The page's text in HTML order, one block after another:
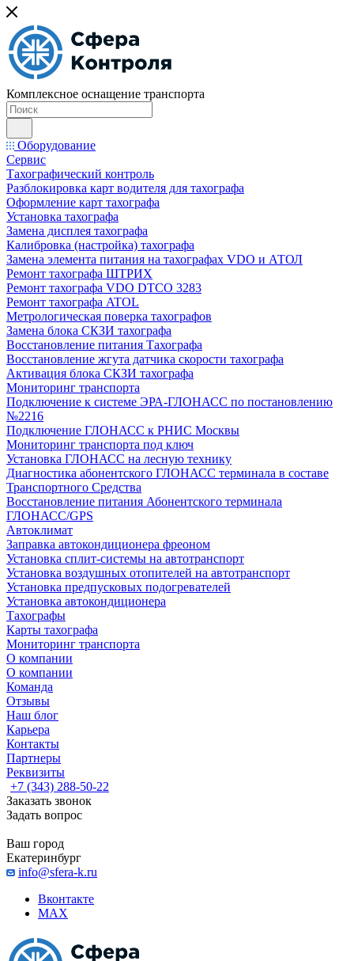
Комплексное оснащение транспорта
Оборудование
Сервис
Тахографический контроль
Разблокировка карт водителя для тахографа
Оформление карт тахографа
Установка тахографа
Замена дисплея тахографа
Калибровка (настройка) тахографа
Замена элемента питания на тахографах VDO и АТОЛ
Ремонт тахографа ШТРИХ
Ремонт тахографа VDO DTCO 3283
Ремонт тахографа ATOL
Метрологическая поверка тахографов
Замена блока СКЗИ тахографа
Восстановление питания Тахографа
Восстановление жгута датчика скорости тахографа
Активация блока СКЗИ тахографа
Мониторинг транспорта
Подключение к системе ЭРА-ГЛОНАСС по постановлению
№2216
Подключение ГЛОНАСС к РНИС Москвы
Мониторинг транспорта под ключ
Установка ГЛОНАСС на лесную технику
Диагностика абонентского ГЛОНАСС терминала в составе
Транспортного Средства
Восстановление питания Абонентского терминала
ГЛОНАСС/GPS
Автоклимат
Заправка автокондиционера фреоном
Установка сплит-системы на автотранспорт
Установка воздушных отопителей на автотранспорт
Установка предпусковых подогревателей
Установка автокондиционера
Тахографы
Карты тахографа
Мониторинг транспорта
О компании
О компании
Команда
Отзывы
Наш блог
Карьера
Контакты
Партнеры
Реквизиты
+7 (343) 288-50-22
Заказать звонок
Задать вопрос
Ваш город
Екатеринбург
info@sfera-k.ru
Вконтакте
MAX